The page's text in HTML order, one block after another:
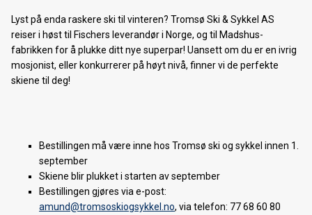
Nordnorsk sykkelmesse 2024
Cannondale Moterra SL
Forhåndsbestilling av 2024 Cannondale & Trek sykler
Kom og prøv fulldempet elsykkel
Nordnorsk sykkelmesse 2023
Lyst på enda raskere ski til vinteren? Tromsø Ski & Sykkel AS
reiser i høst til Fischers leverandør i Norge, og til Madshus-
fabrikken for å plukke ditt nye superpar! Uansett om du er en ivrig
mosjonist, eller konkurrerer på høyt nivå, finner vi de perfekte
skiene til deg!
Bestillingen må være inne hos Tromsø ski og sykkel innen 1.
september
Skiene blir plukket i starten av september
Bestillingen gjøres via e-post:
amund@tromsoskiogsykkel.no, via telefon: 77 68 60 80